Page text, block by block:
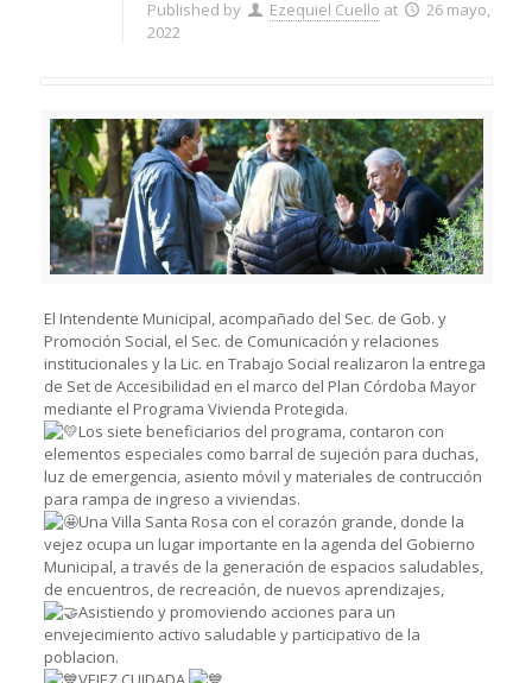
Published by Ezequiel Cuello at
26 mayo,
2022
El Intendente Municipal, acompañado del Sec. de Gob. y
Promoción Social, el Sec. de Comunicación y relaciones
institucionales y la Lic. en Trabajo Social realizaron la entrega
de Set de Accesibilidad en el marco del Plan Córdoba Mayor
mediante el Programa Vivienda Protegida.
Los siete beneficiarios del programa, contaron con
elementos especiales como barral de sujeción para duchas,
luz de emergencia, asiento móvil y materiales de contrucción
para rampa de ingreso a viviendas.
Una Villa Santa Rosa con el corazón grande, donde la
vejez ocupa un lugar importante en la agenda del Gobierno
Municipal, a través de la generación de espacios saludables,
de encuentros, de recreación, de nuevos aprendizajes,
Asistiendo y promoviendo acciones para un
envejecimiento activo saludable y participativo de la
poblacion.